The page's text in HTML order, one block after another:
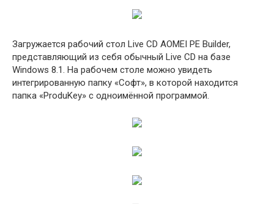
Загружается рабочий стол Live CD AOMEI PE Builder,
представляющий из себя обычный Live CD на базе
Windows 8.1. На рабочем столе можно увидеть
интегрированную папку «Софт», в которой находится
папка «ProduKey» с одноимённой программой.